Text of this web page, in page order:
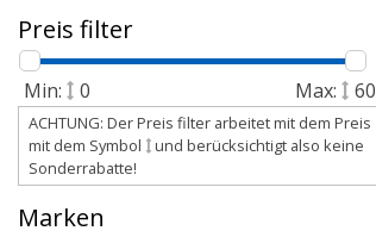
Preis filter
Min: 0 Max: 60
ACHTUNG: Der Preis filter arbeitet mit dem Preis
mit dem Symbol
und berücksichtigt also keine
Sonderrabatte!
Marken